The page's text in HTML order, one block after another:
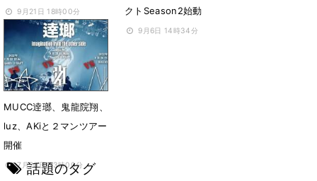
9月21日 18時00分
クトSeason2始動
9月6日 14時34分
MUCC逹瑯、鬼龍院翔、
luz、AKiと２マンツアー
開催
7月20日 23時00分
話題のタグ